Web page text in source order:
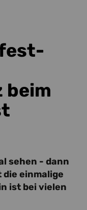
beim
sehen - dann
einmalige
ist bei vielen